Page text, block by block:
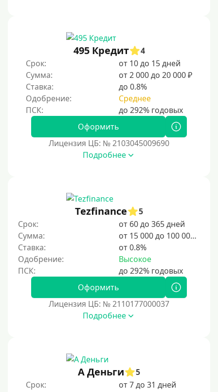
495 Кредит
4
Срок:
от 10 до 15 дней
Сумма:
от 2 000 до 20 000 ₽
Ставка:
до 0.8%
Одобрение:
Среднее
Оформить
Лицензия ЦБ: № 2103045009690
Подробнее
Tezfinance
5
Срок:
от 60 до 365 дней
Сумма:
от 15 000 до 100 000 ₽
Ставка:
от 0.8%
Одобрение:
Высокое
Оформить
Лицензия ЦБ: № 2110177000037
Подробнее
А Деньги
5
Срок:
от 7 до 31 дней